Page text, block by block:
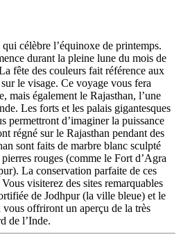
célèbre l’équinoxe de printemps.
durant la pleine lune du mois de
fête des couleurs fait référence aux
le visage. Ce voyage vous fera
mais également le Rajasthan, l’une
Les forts et les palais gigantesques
permettront d’imaginer la puissance
régné sur le Rajasthan pendant des
sont faits de marbre blanc sculpté
rouges (comme le Fort d’Agra
La conservation parfaite de ces
visiterez des sites remarquables
de Jodhpur (la ville bleue) et le
offriront un aperçu de la très
de l’Inde.